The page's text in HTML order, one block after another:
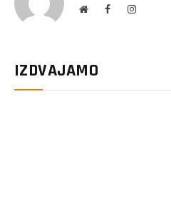
WebsiteFacebookInstagram
IZDVAJAMO